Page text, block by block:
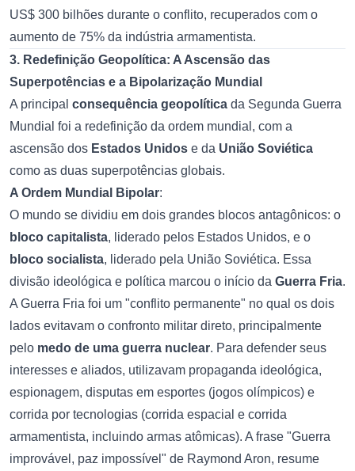
US$ 300 bilhões durante o conflito, recuperados com o
aumento de 75% da indústria armamentista.
3. Redefinição Geopolítica: A Ascensão das
Superpotências e a Bipolarização Mundial
A principal consequência geopolítica da Segunda Guerra
Mundial foi a redefinição da ordem mundial, com a
ascensão dos Estados Unidos e da União Soviética
como as duas superpotências globais.
A Ordem Mundial Bipolar:
O mundo se dividiu em dois grandes blocos antagônicos: o
bloco capitalista, liderado pelos Estados Unidos, e o
bloco socialista, liderado pela União Soviética. Essa
divisão ideológica e política marcou o início da Guerra Fria.
A Guerra Fria foi um "conflito permanente" no qual os dois
lados evitavam o confronto militar direto, principalmente
pelo medo de uma guerra nuclear. Para defender seus
interesses e aliados, utilizavam propaganda ideológica,
espionagem, disputas em esportes (jogos olímpicos) e
corrida por tecnologias (corrida espacial e corrida
armamentista, incluindo armas atômicas). A frase "Guerra
improvável, paz impossível" de Raymond Aron, resume